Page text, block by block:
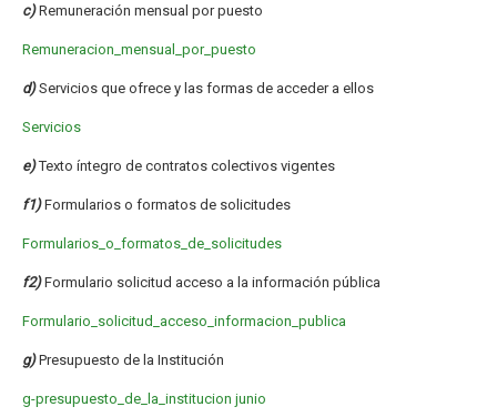
c)Remuneración mensual por puesto
Remuneracion_mensual_por_puesto
d)Servicios que ofrece y las formas de acceder a ellos
Servicios
e)Texto íntegro de contratos colectivos vigentes
f1)Formularios o formatos de solicitudes
Formularios_o_formatos_de_solicitudes
f2)Formulario solicitud acceso a la información pública
Formulario_solicitud_acceso_informacion_publica
g) Presupuesto de la Institución
g-presupuesto_de_la_institucion junio